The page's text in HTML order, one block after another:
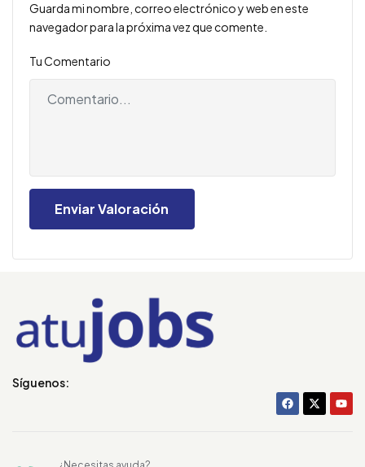
Guarda mi nombre, correo electrónico y web en este
navegador para la próxima vez que comente.
Tu Comentario
Síguenos: